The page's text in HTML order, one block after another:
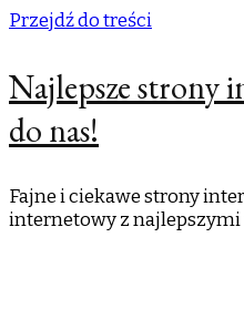
Przejdź do treści
Najlepsze strony
do nas!
Fajne i ciekawe strony
internetowy z